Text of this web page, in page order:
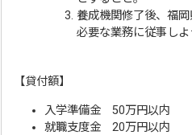
養成機関修了後、福
必要な業務に従事しよ
【貸付額】
入学準備金 50万円以内
就職支度金 20万円以内